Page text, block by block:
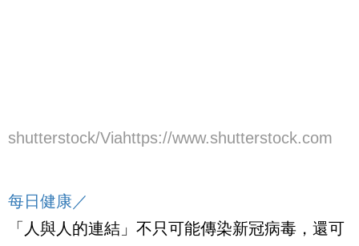
shutterstock/Viahttps://www.shutterstock.com
每日健康／
「人與人的連結」不只可能傳染新冠病毒，還可